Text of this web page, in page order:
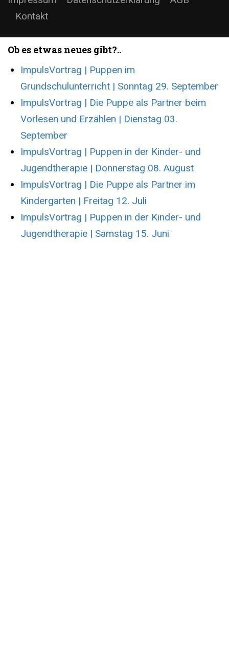
Kontakt
Ob es etwas neues gibt?..
ImpulsVortrag | Puppen im
Grundschulunterricht | Sonntag 29. September
ImpulsVortrag | Die Puppe als Partner beim
Vorlesen und Erzählen | Dienstag 03.
September
ImpulsVortrag | Puppen in der Kinder- und
Jugendtherapie | Donnerstag 08. August
ImpulsVortrag | Die Puppe als Partner im
Kindergarten | Freitag 12. Juli
ImpulsVortrag | Puppen in der Kinder- und
Jugendtherapie | Samstag 15. Juni